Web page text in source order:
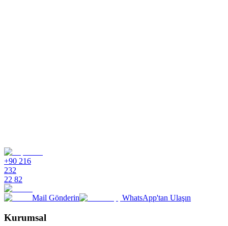
+90 216
232
22 82
Mail Gönderin WhatsApp'tan Ulaşın
Kurumsal